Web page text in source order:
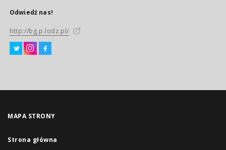
Odwiedź nas!
http://bg.p.lodz.pl/
MAPA STRONY
Strona główna